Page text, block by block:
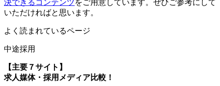
決できるコンテンツをご用意しています。ぜひご参考にして
いただければと思います。
よく読まれているページ
中途採用
【主要７サイト】
求人媒体・採用メディア比較！